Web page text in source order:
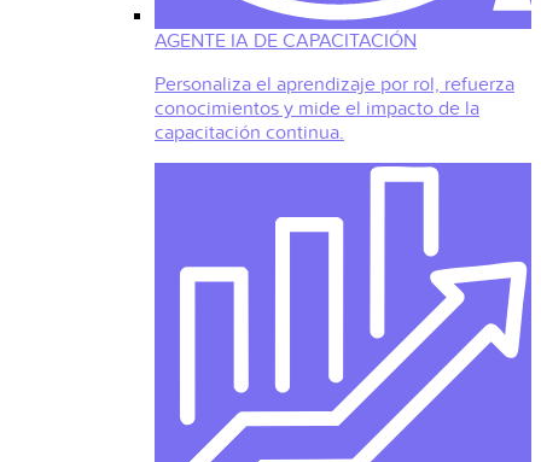
AGENTE IA DE CAPACITACIÓN
Personaliza el aprendizaje por rol, refuerza
conocimientos y mide el impacto de la
capacitación continua.